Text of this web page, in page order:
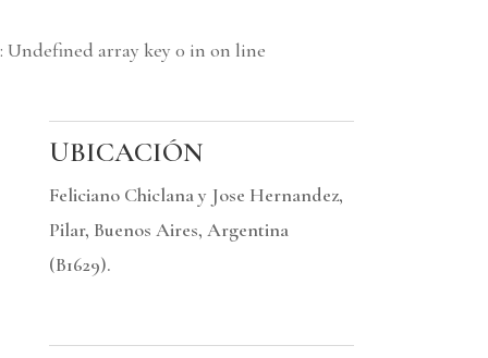
: Undefined array key 0 in on line
UBICACIÓN
Feliciano Chiclana y Jose Hernandez,
Pilar, Buenos Aires, Argentina
(B1629).